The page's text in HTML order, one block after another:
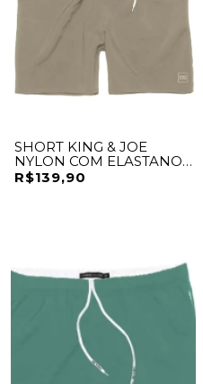
SHORT KING & JOE
NYLON COM ELASTANO
PRAIA
R$139,90